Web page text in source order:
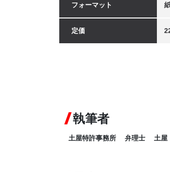
フォーマット
定価
執筆者
土屋特許事務所 弁理士 土